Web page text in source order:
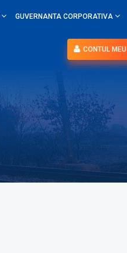
GUVERNANTA CORPORATIVA
CONTUL MEU